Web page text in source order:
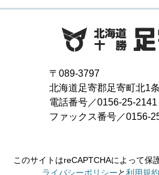
2019年02月
2019年01月
2018年04月
2018年03月
2018年01月
2017年05月
2017年04月
2017年02月
2017年01月
2016年05月
2016年04月
2016年03月
〒089-3797
北海道足寄郡足寄町北1
電話番号／0156-25-2141
ファックス番号／0156-
このサイトはreCAPTCHAによって保
ライバシーポリシーと利用規約